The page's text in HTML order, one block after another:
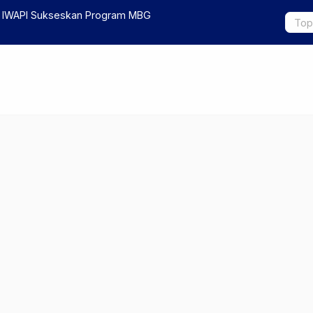
Sukseskan Program MBG Pemprov